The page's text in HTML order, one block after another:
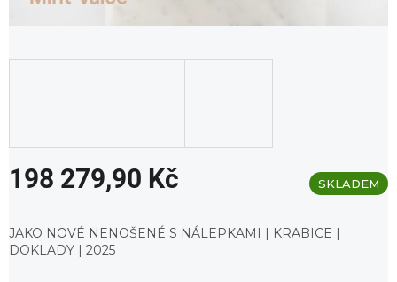
198 279,90 Kč
cena:
SKLADEM
JAKO NOVÉ NENOŠENÉ S NÁLEPKAMI | KRABICE |
DOKLADY | 2025